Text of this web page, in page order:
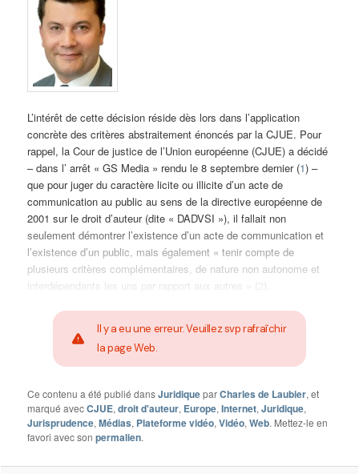
L’intérêt de cette décision réside dès lors dans l’application
concrète des critères abstraitement énoncés par la CJUE. Pour
rappel, la Cour de justice de l’Union européenne (CJUE) a décidé
– dans l’ arrêt « GS Media » rendu le 8 septembre dernier (1) –
que pour juger du caractère licite ou illicite d’un acte de
communication au public au sens de la directive européenne de
2001 sur le droit d’auteur (dite « DADVSI »), il fallait non
seulement démontrer l’existence d’un acte de communication et
l’existence d’un public, mais également « tenir compte de
plusieurs critères complémentaires, de nature non autonome et
interdépendants les uns par rapport aux autres » (
).
Il y a eu une erreur. Veuillez svp rafraîchir
la page Web.
Ce contenu a été publié dansJuridiqueparCharles de Laubier, et
marqué avecCJUE,droit d'auteur, Europe,Internet,Juridique,
Jurisprudence,Médias, Plateforme vidéo,Vidéo,Web. Mettez-le en
favori avec sonpermalien.